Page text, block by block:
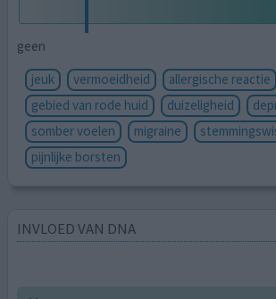
geen
jeuk
vermoeidheid
allergische reactie
gebied van rode huid
duizeligheid
somber voelen
migraine
pijnlijke borsten
INVLOED VAN DNA